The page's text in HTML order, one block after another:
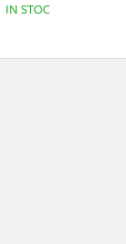
IN STOC